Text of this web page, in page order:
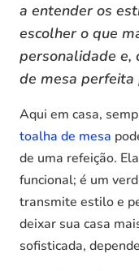
a entender os
escolher o que
personalidade e,
de mesa perfeita
Aqui em casa,
toalha de mesa
de uma refeição.
funcional; é um
transmite estilo e
deixar sua casa
sofisticada,